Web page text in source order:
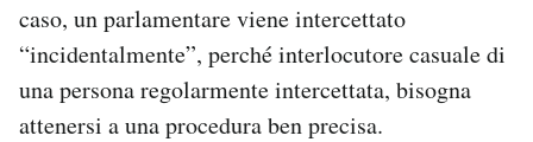
caso, un parlamentare viene intercettato
“incidentalmente”, perché interlocutore casuale di
una persona regolarmente intercettata, bisogna
attenersi a una procedura ben precisa.